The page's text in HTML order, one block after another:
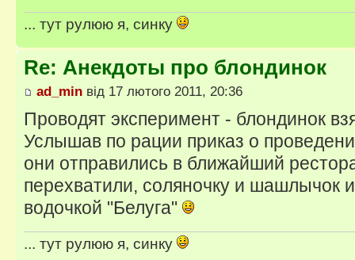
... тут рулюю я, синку
Re: Анекдоты про блондинок
ad_min від 17 лютого 2011, 20:36
Проводят эксперимент - блондинок
Услышав по рации приказ о
они отправились в ближайший
перехватили, соляночку и шашлычок
водочкой "Белуга"
... тут рулюю я, синку